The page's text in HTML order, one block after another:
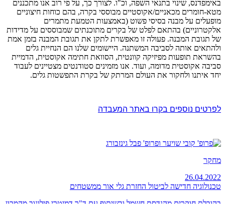
באימפדנס, שינוי בתנאי השפה, וכ"ו. לצורך כך, על פי רוב אנו מתכננים
מטא-חומרים מכאניים/אקוסטיים מבוססי בקרה, בהם כוחות חיצוניים
מופעלים על מבנה בסיסי פשוט (באמצעות הטמעת מתמרים
אלקטרוניים) בהתאם לפלט של בקרים מתוכנתים שמבוססים על מדידות
של תגובת המבנה. פעולה זו מאפשרת לתקן את תגובת המבנה בזמן אמת
ולהתאים אותה לסביבה המשתנה. היישומים שלנו הם הנחיית גלים
בהשראת תופעות מפיזיקה קוונטית, הסוואת חתימה אקוסטית, הדמיית
סביבה אקוסטית מדומה, ועוד. אנו מזמינים סטודנטים מצטיינים לעבוד
יחד איתנו ולחקור את העולם המרתק של בקרת התפשטות גלים.
לפרטים נוספים בקרו באתר המעבדה
מחקר
26.04.2022
טכנולוגיה חדישה לביטול החזרת גלי אור ממשטחים